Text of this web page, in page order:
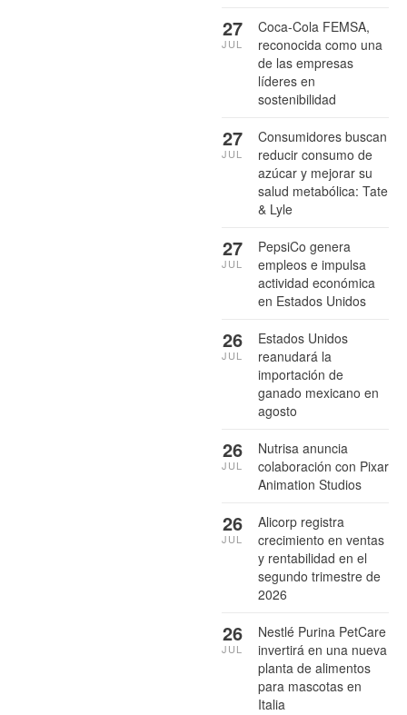
Coca-Cola FEMSA,
reconocida como una
de las empresas
líderes en
sostenibilidad
27
JUL
Consumidores buscan
reducir consumo de
azúcar y mejorar su
salud metabólica: Tate
& Lyle
27
JUL
PepsiCo genera
empleos e impulsa
actividad económica
en Estados Unidos
27
JUL
Estados Unidos
reanudará la
importación de
ganado mexicano en
agosto
26
JUL
Nutrisa anuncia
colaboración con Pixar
Animation Studios
26
JUL
Alicorp registra
crecimiento en ventas
y rentabilidad en el
segundo trimestre de
2026
26
JUL
Nestlé Purina PetCare
invertirá en una nueva
planta de alimentos
para mascotas en
Italia
26
JUL